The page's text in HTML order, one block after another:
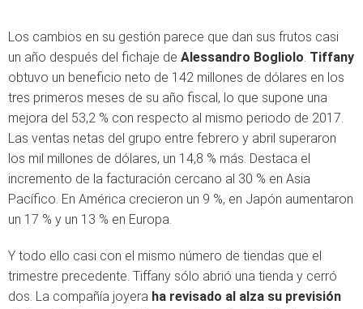
Los cambios en su gestión parece que dan sus frutos casi
un año después del fichaje de Alessandro Bogliolo. Tiffany
obtuvo un beneficio neto de 142 millones de dólares en los
tres primeros meses de su año fiscal, lo que supone una
mejora del 53,2 % con respecto al mismo periodo de 2017.
Las ventas netas del grupo entre febrero y abril superaron
los mil millones de dólares, un 14,8 % más. Destaca el
incremento de la facturación cercano al 30 % en Asia
Pacífico. En América crecieron un 9 %, en Japón aumentaron
un 17 % y un 13 % en Europa.
Y todo ello casi con el mismo número de tiendas que el
trimestre precedente. Tiffany sólo abrió una tienda y cerró
dos. La compañía joyera ha revisado al alza su previsión